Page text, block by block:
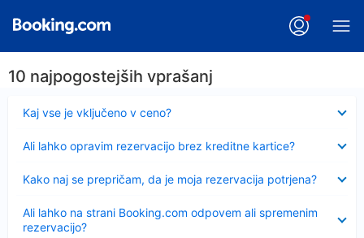
10 najpogostejših vprašanj
Kaj vse je vključeno v ceno?
Ali lahko opravim rezervacijo brez kreditne kartice?
Kako naj se prepričam, da je moja rezervacija potrjena?
Ali lahko na strani Booking.com odpovem ali spremenim
rezervacijo?